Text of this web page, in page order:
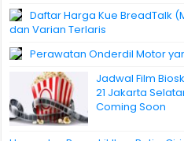
Daftar Harga Kue BreadTalk
dan Varian Terlaris
Perawatan Onderdil Motor
Jadwal Film
21 Jakarta
Coming Soon